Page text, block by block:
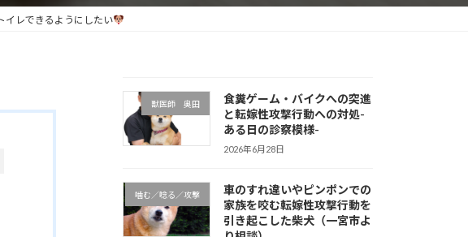
イレできるようにしたい
獣医師 奥田
食糞ゲーム・バイクへの突進
と転嫁性攻撃行動への対処-
ある日の診察模様-
2026年6月28日
噛む／唸る／攻撃
車のすれ違いやピンポンでの
家族を咬む転嫁性攻撃行動を
引き起こした柴犬（一宮市よ